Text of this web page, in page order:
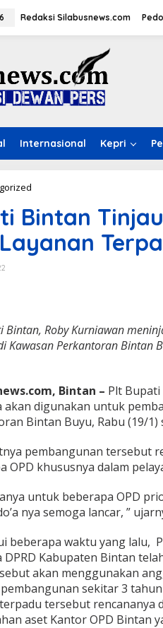
Redaksi Silabusnews.com
Internasional Kepri
t
B
u
p
n
a
i
n
j
a
L
a
a
n
P
m
b
a
n
g
u
n
Bintan
Bintan, Roby Kurniawan
Kawasan Perkantoran Bintan
Bintan – Plt
akan digunakan untuk
Bintan Buyu, Rabu (19/1)
pembangunan tersebut
OPD khususnya dalam
untuk beberapa OPD
nya semoga lancar, ”
beberapa waktu yang lalu,
DPRD Kabupaten Bintan
akan menggunakan
sekitar 3
tersebut rencananya
aset Kantor OPD Bintan